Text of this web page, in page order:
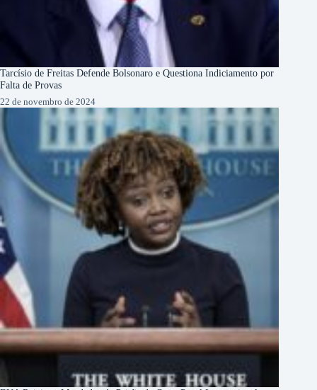
Tarcísio de Freitas Defende Bolsonaro e Questiona Indiciamento por
Falta de Provas
22 de novembro de 2024